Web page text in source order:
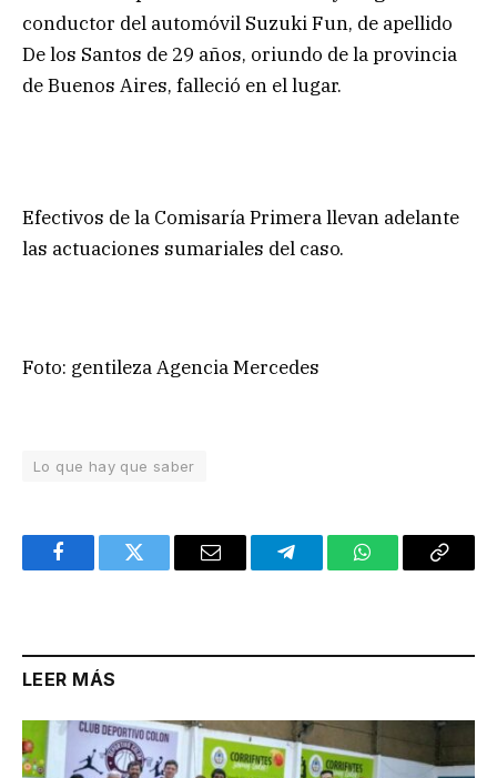
conductor del automóvil Suzuki Fun, de apellido
De los Santos de 29 años, oriundo de la provincia
de Buenos Aires, falleció en el lugar.
Efectivos de la Comisaría Primera llevan adelante
las actuaciones sumariales del caso.
Foto: gentileza Agencia Mercedes
Lo que hay que saber
FacebookTwitter Email TelegramWhatsAppCopy
LEER MÁS